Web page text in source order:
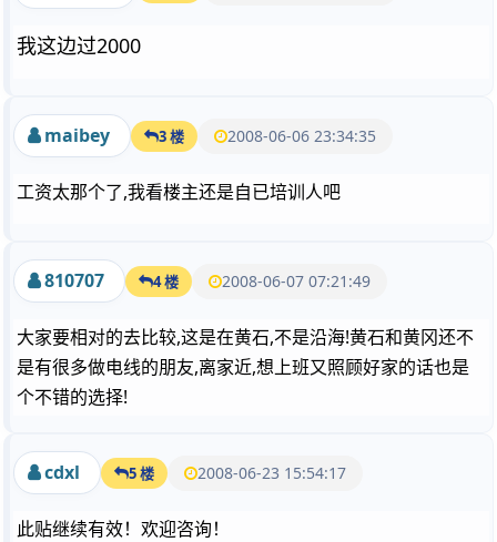
我这边过2000
maibey 3 楼 2008-06-06 23:34:35
工资太那个了,我看楼主还是自已培训人吧
810707 4 楼 2008-06-07 07:21:49
大家要相对的去比较,这是在黄石,不是沿海!黄石和黄冈还不
是有很多做电线的朋友,离家近,想上班又照顾好家的话也是
个不错的选择!
cdxl 5 楼 2008-06-23 15:54:17
此贴继续有效！欢迎咨询！